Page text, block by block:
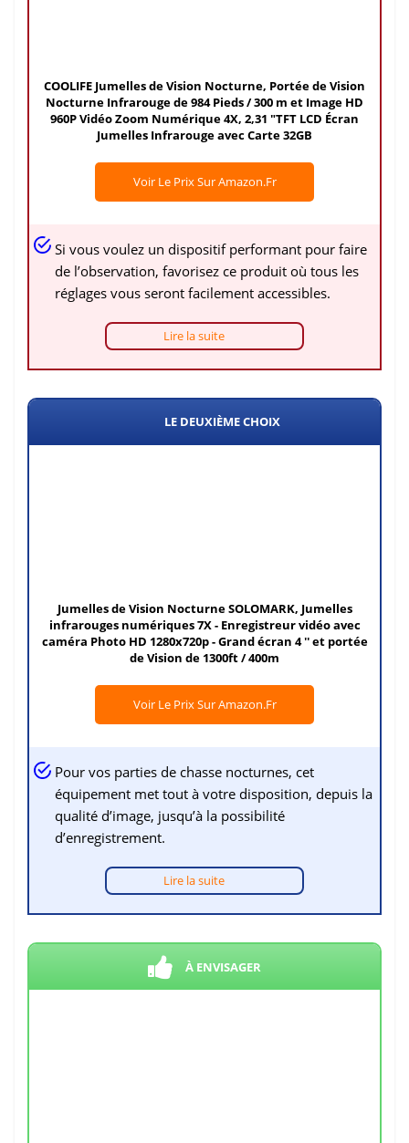
COOLIFE Jumelles de Vision Nocturne, Portée de Vision
Nocturne Infrarouge de 984 Pieds / 300 m et Image HD
960P Vidéo Zoom Numérique 4X, 2,31 "TFT LCD Écran
Jumelles Infrarouge avec Carte 32GB
Voir Le Prix Sur Amazon.fr
Si vous voulez un dispositif performant pour faire
de l’observation, favorisez ce produit où tous les
réglages vous seront facilement accessibles.
Lire la suite
LE DEUXIÈME CHOIX
Jumelles de Vision Nocturne SOLOMARK, Jumelles
infrarouges numériques 7X - Enregistreur vidéo avec
caméra Photo HD 1280x720p - Grand écran 4 '' et portée
de Vision de 1300ft / 400m
Voir Le Prix Sur Amazon.fr
Pour vos parties de chasse nocturnes, cet
équipement met tout à votre disposition, depuis la
qualité d’image, jusqu’à la possibilité
d’enregistrement.
Lire la suite
À ENVISAGER